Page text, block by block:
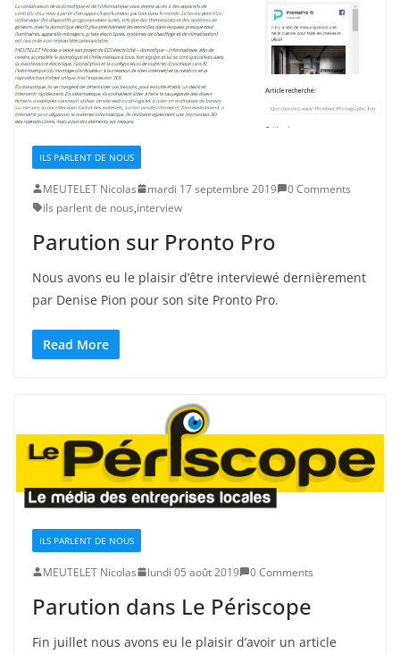
ILS PARLENT DE NOUS
MEUTELET Nicolas mardi 17 septembre 2019
0 Comments
ils parlent de nous,interview
Parution sur Pronto Pro
Nous avons eu le plaisir d’être interviewé dernièrement
par Denise Pion pour son site Pronto Pro.
Read More
ILS PARLENT DE NOUS
MEUTELET Nicolas lundi 05 août 2019 0 Comments
Parution dans Le Périscope
Fin juillet nous avons eu le plaisir d’avoir un article